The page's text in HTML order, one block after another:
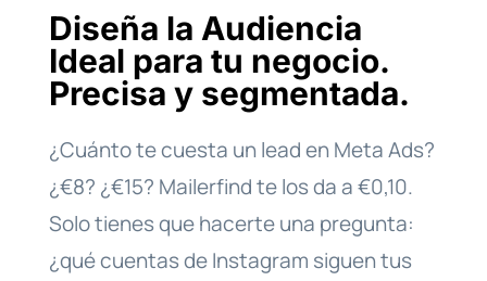
Diseña la Audiencia
Ideal para tu negocio.
Precisa y segmentada.
¿Cuánto te cuesta un lead en Meta Ads?
¿€8? ¿€15? Mailerfind te los da a €0,10.
Solo tienes que hacerte una pregunta:
¿qué cuentas de Instagram siguen tus